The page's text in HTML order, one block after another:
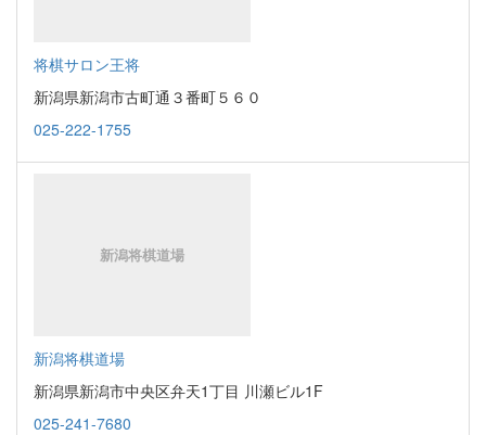
将棋サロン王将
新潟県新潟市古町通３番町５６０
025-222-1755
新潟将棋道場
新潟県新潟市中央区弁天1丁目 川瀬ビル1F
025-241-7680